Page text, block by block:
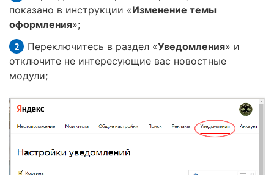
показано в инструкции «Изменение темы
оформления»;
Переключитесь в раздел «Уведомления» и
отключите не интересующие вас новостные
модули;